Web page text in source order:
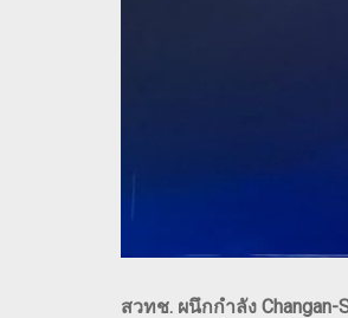
สวทช. ผนึกกำลัง